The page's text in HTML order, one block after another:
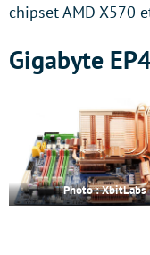
chipset AMD X570
Gigabyte
Photo :XbitLabs